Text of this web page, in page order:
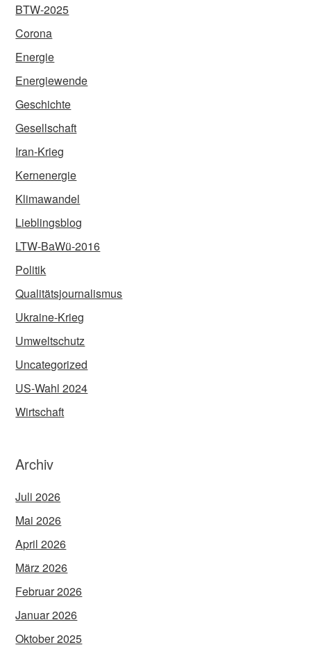
BTW-2025
Corona
Energie
Energiewende
Geschichte
Gesellschaft
Iran-Krieg
Kernenergie
Klimawandel
Lieblingsblog
LTW-BaWü-2016
Politik
Qualitätsjournalismus
Ukraine-Krieg
Umweltschutz
Uncategorized
US-Wahl 2024
Wirtschaft
Archiv
Juli 2026
Mai 2026
April 2026
März 2026
Februar 2026
Januar 2026
Oktober 2025